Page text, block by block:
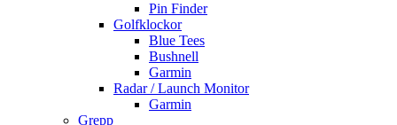
Pin Finder
Golfklockor
Blue Tees
Bushnell
Garmin
Radar / Launch Monitor
Garmin
Grepp